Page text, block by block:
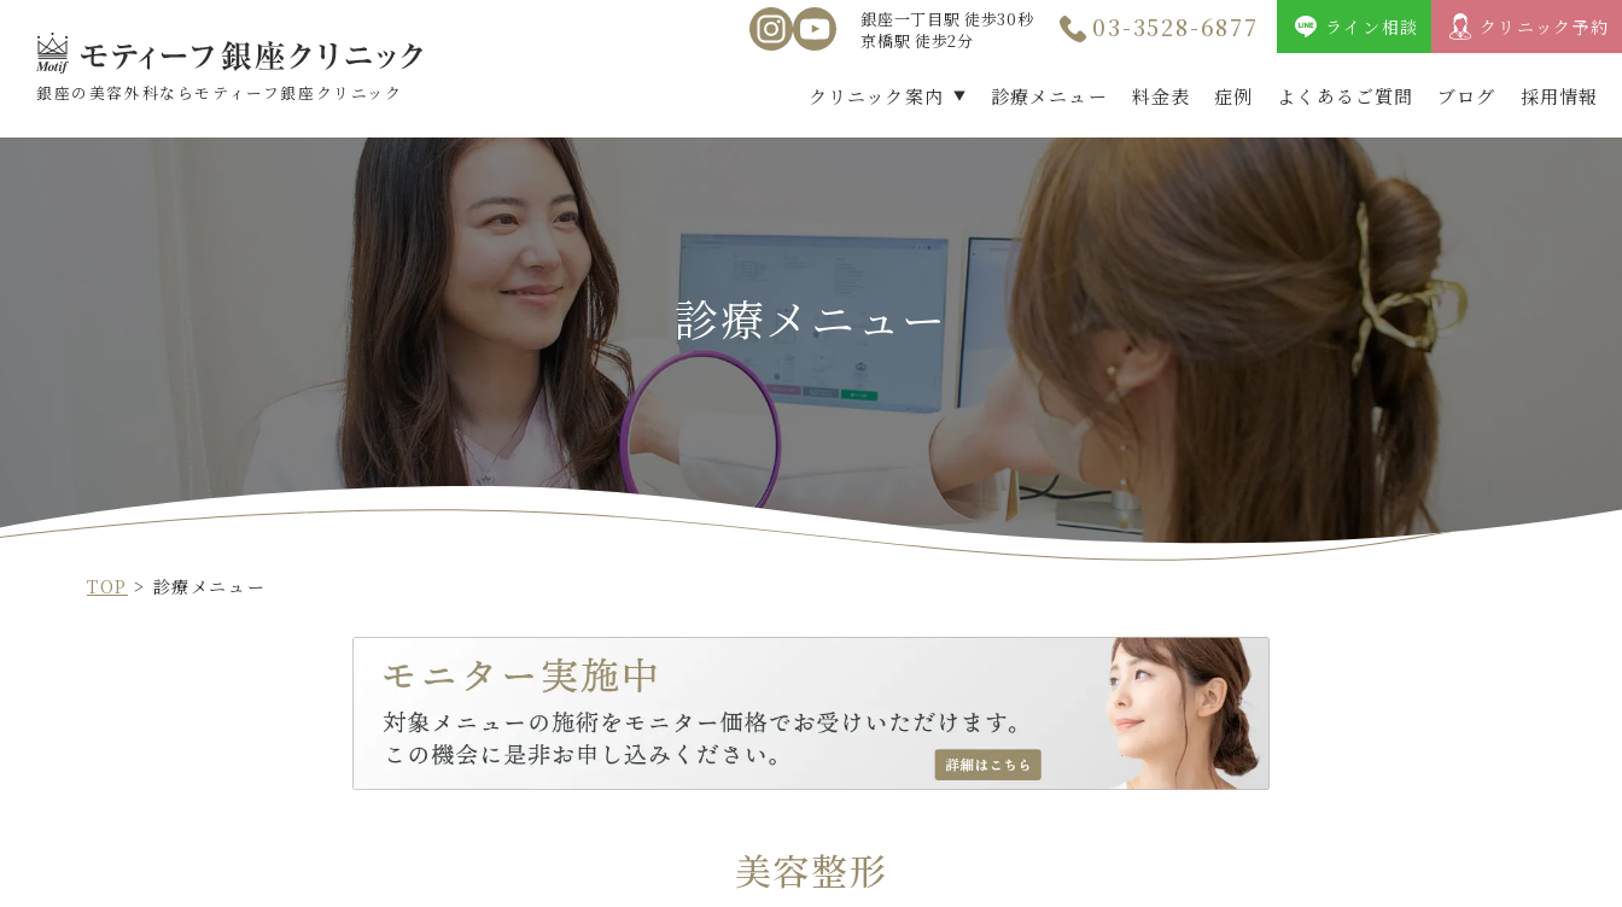
銀座の美容外科なら モティーフ銀座クリニック
銀座一丁目駅 徒歩30秒
京橋駅 徒歩2分
03-3528-6877 ライン相談 クリニック予約
クリニック案内 診療メニュー 料金表 症例 よくあるご質問 ブログ 採用情報
診療メニュー
TOP > 診療メニュー
美容整形